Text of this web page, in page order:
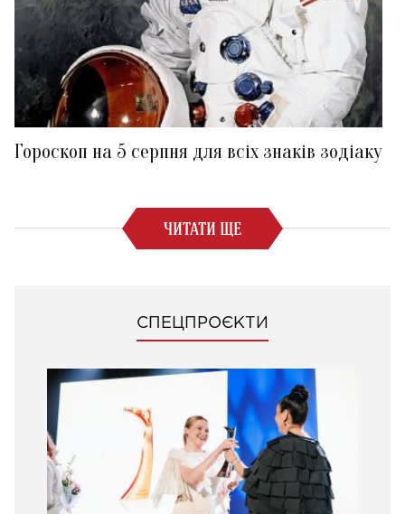
Гороскоп на 5 серпня для всіх знаків зодіаку
ЧИТАТИ ЩЕ
СПЕЦПРОЄКТИ